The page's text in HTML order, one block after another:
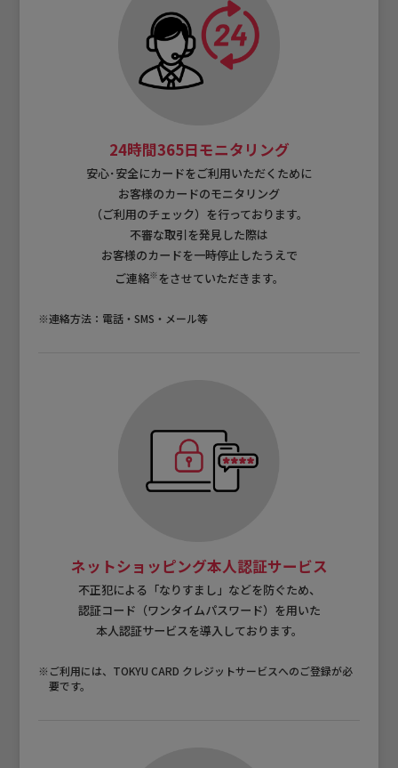
24時間365日モニタリング
安心･安全にカードをご利用いただくために
お客様のカードのモニタリング
（ご利用のチェック）を行っております。
不審な取引を発見した際は
お客様のカードを一時停止したうえで
ご連絡※をさせていただきます。
※連絡方法：電話・SMS・メール等
ネットショッピング本人認証サービス
不正犯による「なりすまし」などを防ぐため、
認証コード（ワンタイムパスワード）を用いた
本人認証サービスを導入しております。
※ご利用には、TOKYU CARD クレジットサービスへのご登録が必
要です。